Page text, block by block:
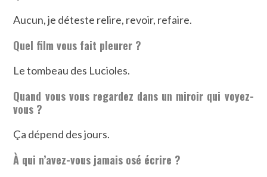
Aucun, je déteste relire, revoir, refaire.
Quel film vous fait pleurer ?
Le tombeau des Lucioles.
Quand vous vous regardez dans un miroir qui voyez-
vous ?
Ça dépend des jours.
À qui n’avez-vous jamais osé écrire ?